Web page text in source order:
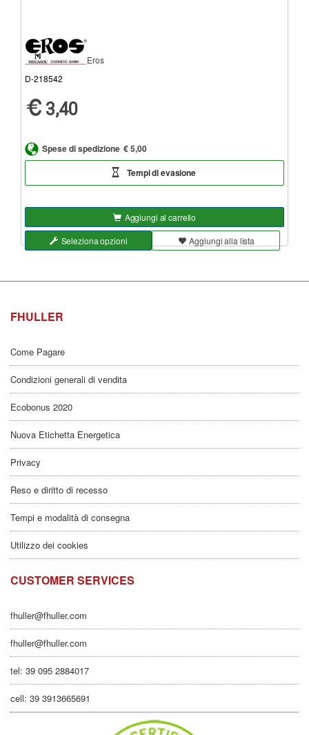
Eros
D-218542
3,40
Spese di spedizione € 5,00
Tempi di evasione
Aggiungi al carrello
Seleziona opzioni
Aggiungi alla lista
FHULLER
Come Pagare
Condizioni generali di vendita
Ecobonus 2020
Nuova Etichetta Energetica
Privacy
Reso e diritto di recesso
Tempi e modalità di consegna
Utilizzo dei cookies
CUSTOMER SERVICES
fhuller@fhuller.com
fhuller@fhuller.com
tel: 39 095 2884017
cell: 39 3913665691